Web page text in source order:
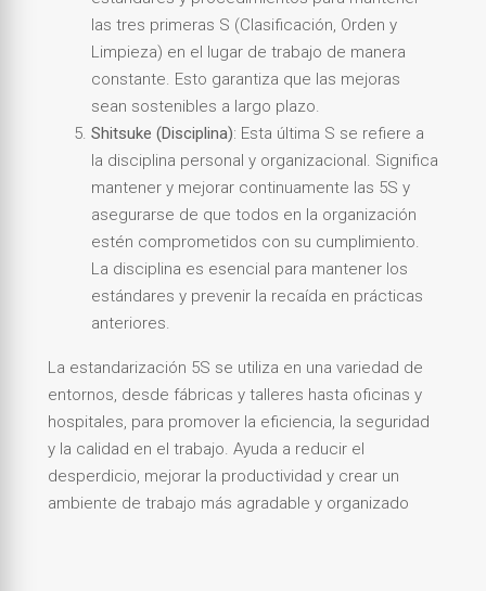
las tres primeras S (Clasificación, Orden y
Limpieza) en el lugar de trabajo de manera
constante. Esto garantiza que las mejoras
sean sostenibles a largo plazo.
Shitsuke (Disciplina): Esta última S se refiere a
la disciplina personal y organizacional. Significa
mantener y mejorar continuamente las 5S y
asegurarse de que todos en la organización
estén comprometidos con su cumplimiento.
La disciplina es esencial para mantener los
estándares y prevenir la recaída en prácticas
anteriores.
La estandarización 5S se utiliza en una variedad de
entornos, desde fábricas y talleres hasta oficinas y
hospitales, para promover la eficiencia, la seguridad
y la calidad en el trabajo. Ayuda a reducir el
desperdicio, mejorar la productividad y crear un
ambiente de trabajo más agradable y organizado